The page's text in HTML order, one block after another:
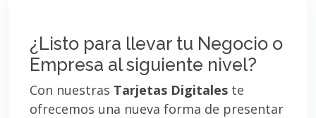
¿Listo para llevar tu Negocio o
Empresa al siguiente nivel?
Con nuestras Tarjetas Digitales te
ofrecemos una nueva forma de presentar